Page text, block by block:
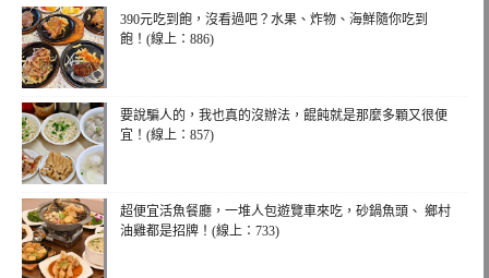
390元吃到飽，沒看過吧？水果、炸物、海鮮隨你吃到
飽！(線上：886)
要說騙人的，我也真的沒辦法，餛飩就是那麼多顆又很便
宜！(線上：857)
超便宜活魚餐廳，一堆人包遊覽車來吃，砂鍋魚頭、 鄉村
油雞都是招牌！(線上：733)